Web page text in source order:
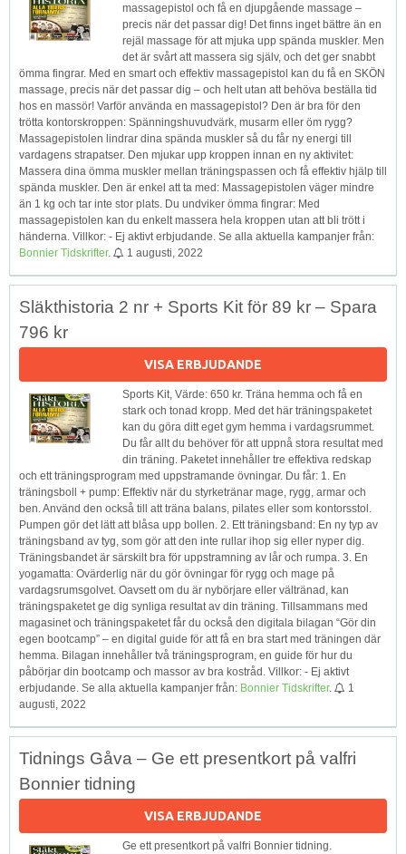
massagepistol och få en djupgående massage –
precis när det passar dig! Det finns inget bättre än en
rejäl massage för att mjuka upp spända muskler. Men
det är svårt att massera sig själv, och det ger snabbt
ömma fingrar. Med en smart och effektiv massagepistol kan du få en SKÖN
massage, precis när det passar dig – och helt utan att behöva beställa tid
hos en massör! Varför använda en massagepistol? Den är bra för den
trötta kontorskroppen: Spänningshuvudvärk, musarm eller öm rygg?
Massagepistolen lindrar dina spända muskler så du får ny energi till
vardagens strapatser. Den mjukar upp kroppen innan en ny aktivitet:
Massera dina ömma muskler mellan träningspassen och få effektiv hjälp till
spända muskler. Den är enkel att ta med: Massagepistolen väger mindre
än 1 kg och tar inte stor plats. Du undviker ömma fingrar: Med
massagepistolen kan du enkelt massera hela kroppen utan att bli trött i
händerna. Villkor: - Ej aktivt erbjudande. Se alla aktuella kampanjer från:
Bonnier Tidskrifter. 1 augusti, 2022
Släkthistoria 2 nr + Sports Kit för 89 kr – Spara
796 kr
VISA ERBJUDANDE
Sports Kit, Värde: 650 kr. Träna hemma och få en
stark och tonad kropp. Med det här träningspaketet
kan du göra ditt eget gym hemma i vardagsrummet.
Du får allt du behöver för att uppnå stora resultat med
din träning. Paketet innehåller tre effektiva redskap
och ett träningsprogram med uppstramande övningar. Du får: 1. En
träningsboll + pump: Effektiv när du styrketränar mage, rygg, armar och
ben. Använd den också till att träna balans, pilates eller som kontorsstol.
Pumpen gör det lätt att blåsa upp bollen. 2. Ett träningsband: En ny typ av
träningsband av tyg, som gör att den inte rullar ihop sig eller nyper dig.
Träningsbandet är särskilt bra för uppstramning av lår och rumpa. 3. En
yogamatta: Ovärderlig när du gör övningar för rygg och mage på
vardagsrumsgolvet. Oavsett om du är nybörjare eller vältränad, kan
träningspaketet ge dig synliga resultat av din träning. Tillsammans med
magasinet och träningspaketet får du också den digitala bilagan “Gör din
egen bootcamp” – en digital guide för att få en bra start med träningen där
hemma. Bilagan innehåller två träningsprogram, en guide för hur du
påbörjar din bootcamp och massor av bra kostråd. Villkor: - Ej aktivt
erbjudande. Se alla aktuella kampanjer från: Bonnier Tidskrifter.
1
augusti, 2022
Tidnings Gåva – Ge ett presentkort på valfri
Bonnier tidning
VISA ERBJUDANDE
Ge ett presentkort på valfri Bonnier tidning.